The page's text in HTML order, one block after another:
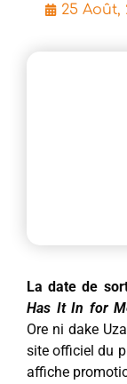
25 Août,
La date de
Has It In for
Ore ni dake
site officiel du
affiche